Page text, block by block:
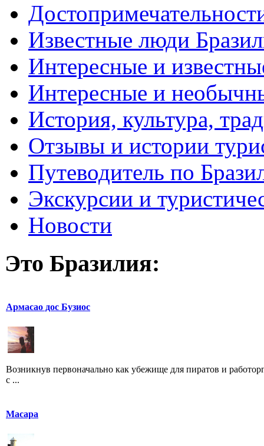
Известные люди
Интересные и
Интересные и
История, культура,
Отзывы и истории
Путеводитель по
Экскурсии и
Новости
Это Бразилия:
Армасао дос Бузиос
Возникнув первоначально как убежище для пиратов и
с ...
Macapa